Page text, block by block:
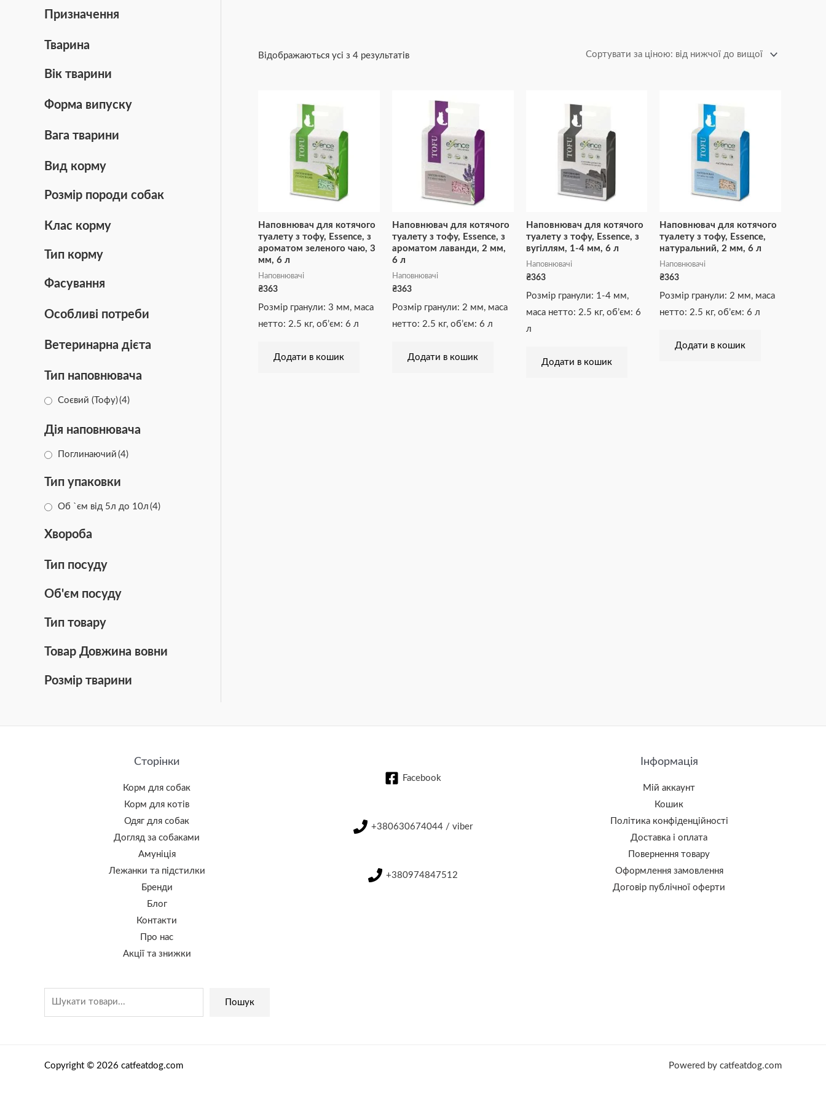
Призначення
Тварина
Вік тварини
Форма випуску
Вага тварини
Вид корму
Розмір породи собак
Клас корму
Тип корму
Фасування
Особливі потреби
Ветеринарна дієта
Тип наповнювача
Соєвий (Тофу)(4)
Дія наповнювача
Поглинаючий (4)
Тип упаковки
Об `єм від 5л до 10л (4)
Хвороба
Тип посуду
Об'єм посуду
Тип товару
Товар Довжина вовни
Розмір тварини
Відображаються усі з 4 результатів
Наповнювач для котячого
туалету з тофу, Essence, з
ароматом зеленого чаю, 3
мм, 6 л
Наповнювачі
₴363
Розмір гранули: 3 мм, маса
нетто: 2.5 кг, об’єм: 6 л
Додати в кошик
Наповнювач для котячого
туалету з тофу, Essence, з
ароматом лаванди, 2 мм,
6 л
Наповнювачі
₴363
Розмір гранули: 2 мм, маса
нетто: 2.5 кг, об’єм: 6 л
Додати в кошик
Наповнювач для котячого
туалету з тофу, Essence, з
вугіллям, 1-4 мм, 6 л
Наповнювачі
₴363
Розмір гранули: 1-4 мм,
маса нетто: 2.5 кг, об’єм: 6
л
Додати в кошик
Наповнювач для котячого
туалету з тофу, Essence,
натуральний, 2 мм, 6 л
Наповнювачі
₴363
Розмір гранули: 2 мм, маса
нетто: 2.5 кг, об’єм: 6 л
Додати в кошик
Сторінки
Корм для собак
Корм для котів
Одяг для собак
Догляд за собаками
Амуніція
Лежанки та підстилки
Бренди
Блог
Контакти
Про нас
Акції та знижки
Пошук
Facebook
+380630674044 / viber
+380974847512
Інформація
Мій аккаунт
Кошик
Політика конфіденційності
Доставка і оплата
Повернення товару
Оформлення замовлення
Договір публічної оферти
Copyright © 2026 catfeatdog.com Powered by catfeatdog.com